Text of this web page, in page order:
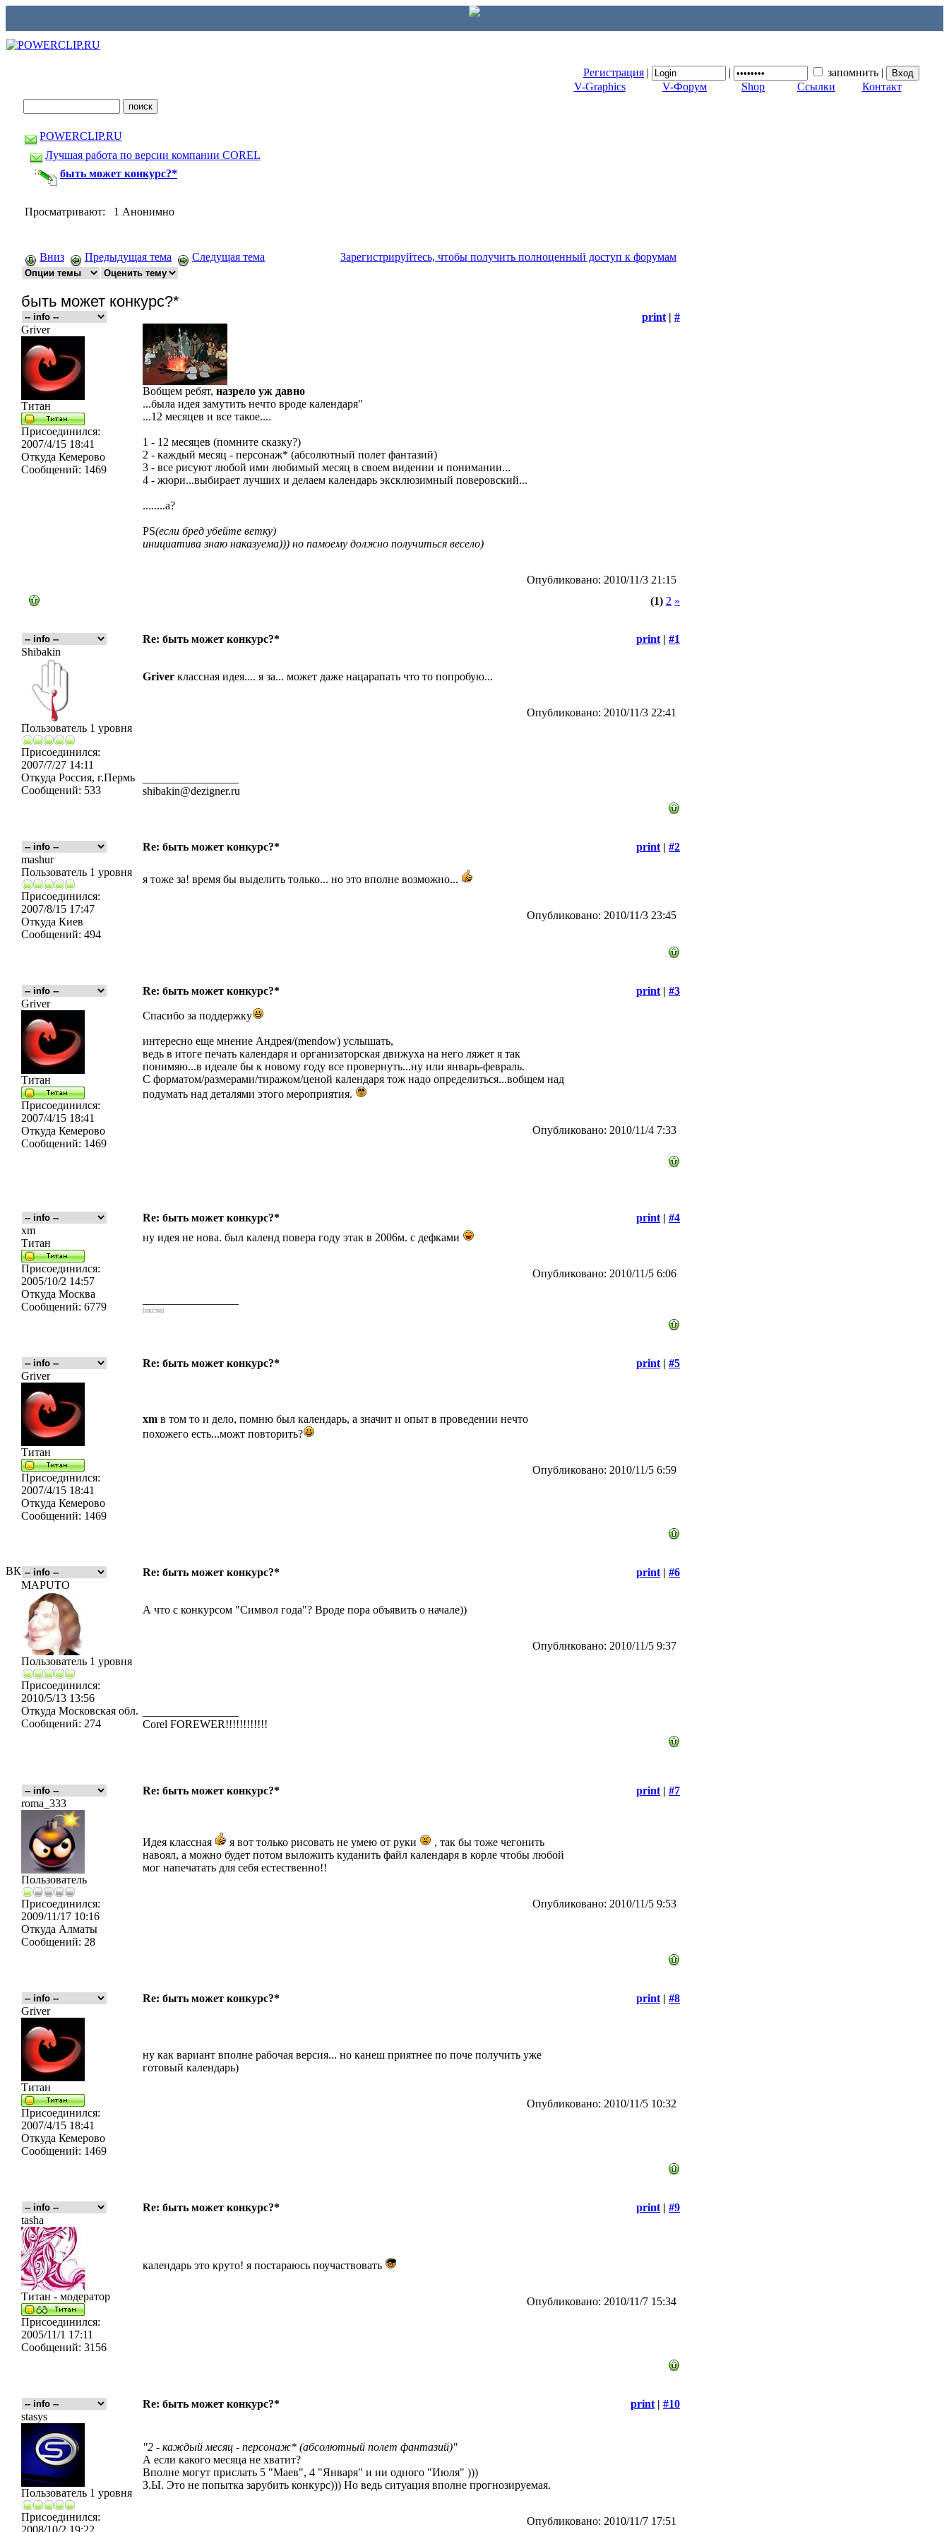
Регистрация | | запомнить |
V-Graphics
V-Форум Shop Ссылки Контакт
ВК
POWERCLIP.RU
Лучшая работа по версии компании COREL
быть может конкурс?*
Просматривают: 1 Анонимно
Вниз Предыдущая тема Следущая тема Зарегистрируйтесь, чтобы получить полноценный доступ к форумам
быть может конкурс?*
print | #
Griver
Титан
Присоединился:
2007/4/15 18:41
Откуда Кемерово
Сообщений: 1469
Вобщем ребят, назрело уж давно
...была идея замутить нечто вроде календаря"
...12 месяцев и все такое....
1 - 12 месяцев (помните сказку?)
2 - каждый месяц - персонаж* (абсолютный полет фантазий)
3 - все рисуют любой ими любимый месяц в своем видении и понимании...
4 - жюри...выбирает лучших и делаем календарь эксклюзимный поверовский...
........а?
PS(если бред убейте ветку)
инициатива знаю наказуема))) но памоему должно получиться весело)
Опубликовано: 2010/11/3 21:15
(1) 2 »
Re: быть может конкурс?* print | #1
Shibakin
Пользователь 1 уровня
Присоединился:
2007/7/27 14:11
Откуда Россия, г.Пермь
Сообщений: 533
Griver классная идея.... я за... может даже нацарапать что то попробую...
Опубликовано: 2010/11/3 22:41
shibakin@dezigner.ru
Re: быть может конкурс?* print | #2
mashur
Пользователь 1 уровня
Присоединился:
2007/8/15 17:47
Откуда Киев
Сообщений: 494
я тоже за! время бы выделить только... но это вполне возможно...
Опубликовано: 2010/11/3 23:45
Re: быть может конкурс?* print | #3
Griver
Титан
Присоединился:
2007/4/15 18:41
Откуда Кемерово
Сообщений: 1469
Спасибо за поддержку
интересно еще мнение Андрея/(mendow) услышать,
ведь в итоге печать календаря и организаторская движуха на него ляжет я так
понимяю...в идеале бы к новому году все провернуть...ну или январь-февраль.
С форматом/размерами/тиражом/ценой календаря тож надо определиться...вобщем над
подумать над деталями этого мероприятия.
Опубликовано: 2010/11/4 7:33
Re: быть может конкурс?* print | #4
xm
Титан
Присоединился:
2005/10/2 14:57
Откуда Москва
Сообщений: 6779
ну идея не нова. был календ повера году этак в 2006м. с дефками
Опубликовано: 2010/11/5 6:06
[икс́эм]
Re: быть может конкурс?* print | #5
Griver
Титан
Присоединился:
2007/4/15 18:41
Откуда Кемерово
Сообщений: 1469
xm в том то и дело, помню был календарь, а значит и опыт в проведении нечто
похожего есть...можт повторить?
Опубликовано: 2010/11/5 6:59
Re: быть может конкурс?* print | #6
MAPUTO
Пользователь 1 уровня
Присоединился:
2010/5/13 13:56
Откуда Московская обл.
Сообщений: 274
А что с конкурсом "Символ года"? Вроде пора объявить о начале))
Опубликовано: 2010/11/5 9:37
Corel FOREWER!!!!!!!!!!!!
Re: быть может конкурс?* print | #7
roma_333
Пользователь
Присоединился:
2009/11/17 10:16
Откуда Алматы
Сообщений: 28
Идея классная я вот только рисовать не умею от руки
, так бы тоже чегонить
навоял, а можно будет потом выложить куданить файл календаря в корле чтобы любой
мог напечатать для себя естественно!!
Опубликовано: 2010/11/5 9:53
Re: быть может конкурс?* print | #8
Griver
Титан
Присоединился:
2007/4/15 18:41
Откуда Кемерово
Сообщений: 1469
ну как вариант вполне рабочая версия... но канеш приятнее по поче получить уже
готовый календарь)
Опубликовано: 2010/11/5 10:32
Re: быть может конкурс?* print | #9
tasha
Титан - модератор
Присоединился:
2005/11/1 17:11
Сообщений: 3156
календарь это круто! я постараюсь поучаствовать
Опубликовано: 2010/11/7 15:34
Re: быть может конкурс?* print | #10
stasys
Пользователь 1 уровня
Присоединился:
2008/10/2 19:22
"2 - каждый месяц - персонаж* (абсолютный полет фантазий)"
А если какого месяца не хватит?
Вполне могут прислать 5 "Маев", 4 "Января" и ни одного "Июля" )))
З.Ы. Это не попытка зарубить конкурс))) Но ведь ситуация вполне прогнозируемая.
Опубликовано: 2010/11/7 17:51